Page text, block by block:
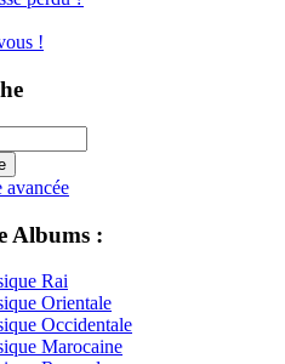
!
avancée
Albums :
Rai
Orientale
Occidentale
Marocaine